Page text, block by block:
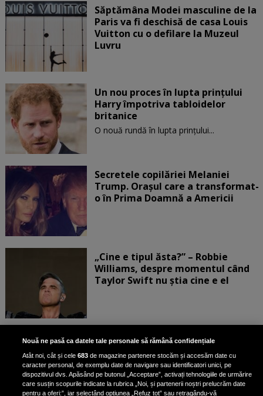
Săptămâna Modei masculine de la
Paris va fi deschisă de casa Louis
Vuitton cu o defilare la Muzeul
Luvru
Un nou proces în lupta prinţului
Harry împotriva tabloidelor
britanice
O nouă rundă în lupta prinţului...
Secretele copilăriei Melaniei
Trump. Orașul care a transformat-
o în Prima Doamnă a Americii
„Cine e tipul ăsta?” – Robbie
Williams, despre momentul când
Taylor Swift nu știa cine e el
Bruce Dickinson, solistul trupei
Iron Maiden, şi-a arătat talentul
de scrimer la un concurs în Franţa
Nouă ne pasă ca datele tale personale să rămână confidențiale
Atât noi, cât și cele683 de magazine partenere stocăm și accesăm date cu
caracter personal, de exemplu date de navigare sau identificatori unici, pe
dispozitivul dvs. Apăsând pe butonul „Acceptare”, activați tehnologiile de urmărire
care susțin scopurile indicate la rubrica „Noi, și partenerii noștri prelucrăm date
pentru a oferi:”, iar selectând opțiunea „Refuz tot” sau retragându-vă